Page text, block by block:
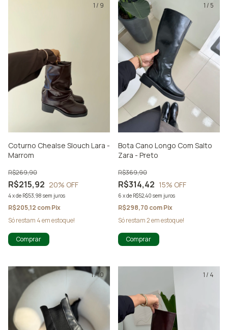
1 / 9
Coturno Chealse Slouch Lara -
Marrom
R$215,92
R$269,90
20% OFF
4xde R$53,98 sem juros
R$205,12 comPix
Só restam 4em estoque!
Comprar
1 / 5
Bota Cano Longo Com Salto
Zara - Preto
R$314,42
R$369,90
15% OFF
6 xde R$52,40 sem juros
R$298,70 comPix
Só restam2em estoque!
Comprar
1/10 1/ 4